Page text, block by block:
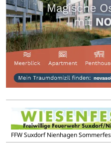
FFW Suxdorf Nienhagen